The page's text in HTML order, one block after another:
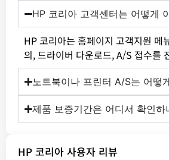
HP 코리아 고객센터는 어떻게
HP 코리아는 홈페이지 고객지원 메
의, 드라이버 다운로드, A/S 접수를
노트북이나 프린터 A/S는 어떻
제품 보증기간은 어디서 확인하
HP 코리아 사용자 리뷰